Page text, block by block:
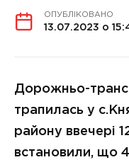
ОПУБЛІКОВАНО
13.07.2023 о
Дорожньо-
трапилась у
району ввечері
встановили, що